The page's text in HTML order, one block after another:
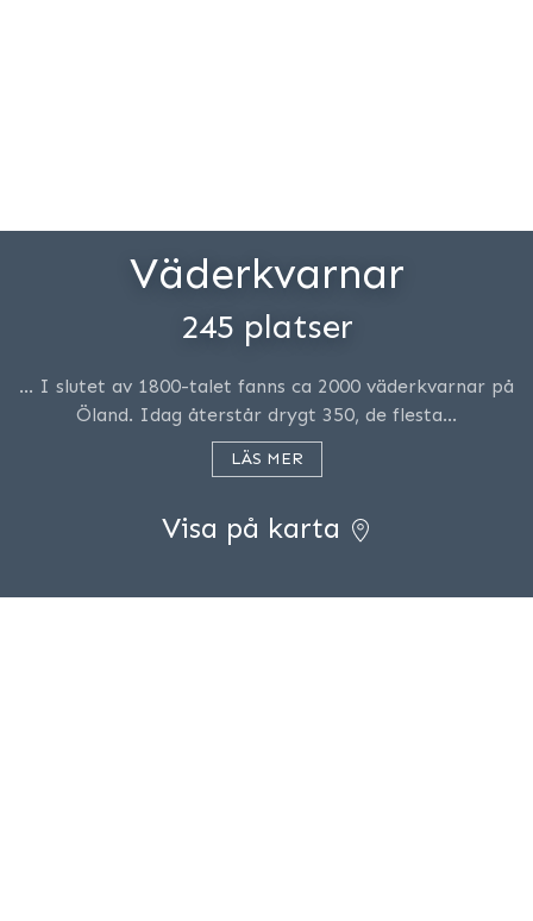
Väderkvarnar
245 platser
… I slutet av 1800-talet fanns ca 2000 väderkvarnar på
Öland. Idag återstår drygt 350, de flesta…
LÄS MER
Visa på karta